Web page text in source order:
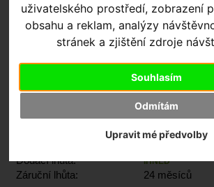
uživatelského prostředí, zobrazení
obsahu a reklam, analýzy
stránek a zjištění zdroje
Souhlasím
Odmítám
Upravit mé předvolby
KRÉM NA SEDACÍ
SIXTUS GESASS
U tohoto produktu je možné jen osobní
služby BIKECENTRUM KURÝR.
Sixtus
Dodací lhůta:
IHNED
Záruční lhůta: 24 měsíců